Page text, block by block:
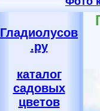
Гладиолусов
.ру
каталог
садовых
цветов